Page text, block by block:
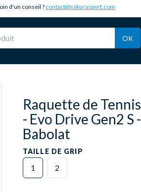
d'un conseil ?contact@sakurasport.com
OK
Raquette de Tennis
- Evo Drive Gen2 S -
Babolat
TAILLE DE GRIP
1 2